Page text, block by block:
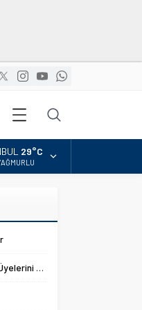
Kategoriler
29°C
Etti